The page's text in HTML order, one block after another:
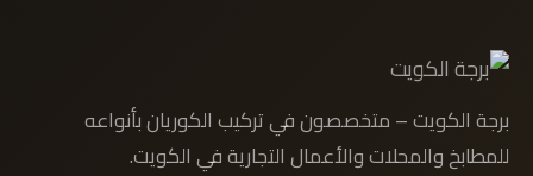
برجة الكويت – متخصصون في تركيب الكوريان بأنواعه
للمطابخ والمحلات والأعمال التجارية في الكويت.